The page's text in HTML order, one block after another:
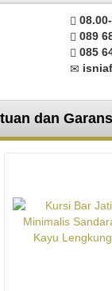
089
085
dan